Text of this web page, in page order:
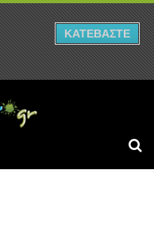
Ρεπορτάζ
ΚΑΤΕΒΑΣΤΕ